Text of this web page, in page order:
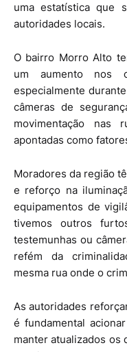
uma estatística que
autoridades locais.
O bairro Morro Alto
um aumento nos
especialmente
câmeras de
movimentação nas
apontadas como
Moradores da região
e reforço na
equipamentos de
tivemos outros
testemunhas ou
refém da
mesma rua onde o
As autoridades
é fundamental
manter atualizados os